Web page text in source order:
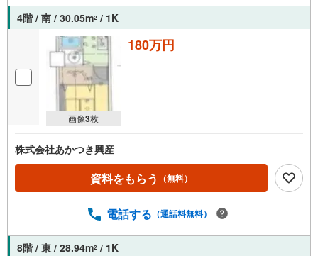
4階 / 南 / 30.05m2 / 1K
画像3枚
180万円
株式会社あかつき興産
資料をもらう （無料）
電話する （通話料無料）
8階 / 東 / 28.94m2 / 1K